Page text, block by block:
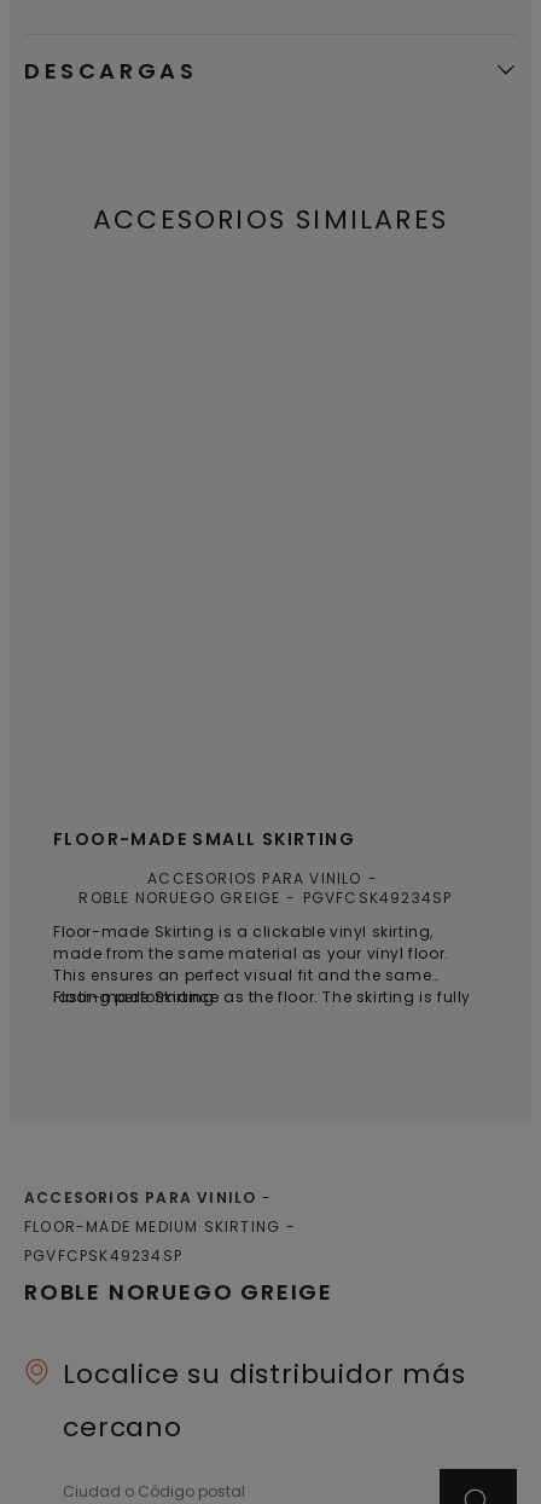
DESCARGAS
ACCESORIOS SIMILARES
FLOOR-MADE SMALL SKIRTING
ACCESORIOS PARA VINILO
ROBLE NORUEGO GREIGE
PGVFCSK49234SP
Floor-made Skirting is a clickable vinyl skirting,
made from the same material as your vinyl floor.
This ensures an perfect visual fit and the same
lasting performance as the floor. The skirting is fully
Floor-made Skirting
ROBLE NORUEGO GREIGE
ACCESORIOS PARA VINILO
FLOOR-MADE MEDIUM SKIRTING
PGVFCPSK49234SP
Localice su distribuidor más
cercano
Ciudad o Código postal